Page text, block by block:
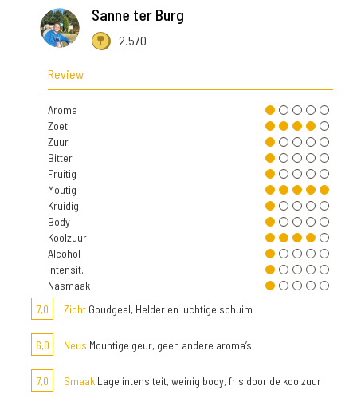
Sanne ter Burg
2.570
Review
Aroma
Zoet
Zuur
Bitter
Fruitig
Moutig
Kruidig
Body
Koolzuur
Alcohol
Intensit.
Nasmaak
7,0
Zicht Goudgeel, Helder en luchtige schuim
6,0 Neus Mountige geur, geen andere aroma’s
7,0 Smaak Lage intensiteit, weinig body, fris door de koolzuur